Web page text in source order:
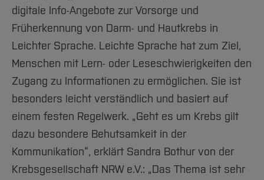
digitale Info-Angebote zur Vorsorge und
Früherkennung von Darm- und Hautkrebs in
Leichter Sprache. Leichte Sprache hat zum Ziel,
Menschen mit Lern- oder Leseschwierigkeiten den
Zugang zu Informationen zu ermöglichen. Sie ist
besonders leicht verständlich und basiert auf
einem festen Regelwerk. „Geht es um Krebs gilt
dazu besondere Behutsamkeit in der
Kommunikation“, erklärt Sandra Bothur von der
Krebsgesellschaft NRW e.V.: „Das Thema ist sehr